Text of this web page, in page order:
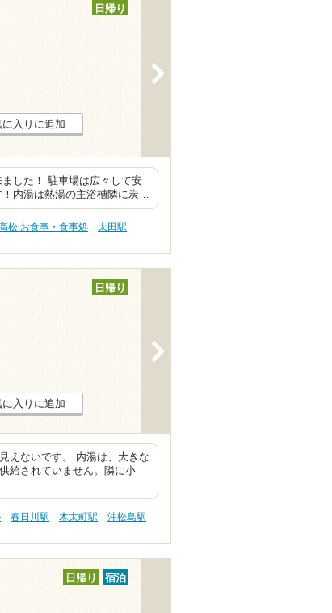
日帰り
に入りに追加
した！ 駐車場は広々して安
内湯は熱湯の主浴槽隣に炭…
松 お食事・食事処
太田駅
日帰り
に入りに追加
えないです。 内湯は、大きな
給されていません。隣に小
春日川駅 木太町駅
沖松島駅
日帰り 宿泊